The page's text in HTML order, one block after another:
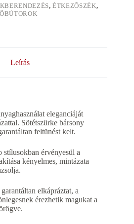
,ÉTKEZÕSZÉK,
Leírás
eleganciáját
Sötétszürke bársony
feltünést kelt.
stílusokban érvényesül a
kényelmes, mintázata
elkápráztat, a
érezhetik magukat a